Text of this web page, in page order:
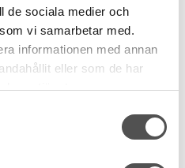
de sociala medier och
vi samarbetar med.
informationen med annan
eller som de har
tjänster.